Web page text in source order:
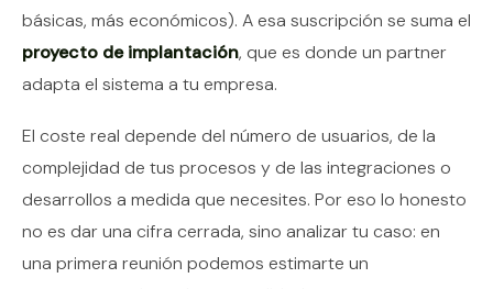
básicas, más económicos). A esa suscripción se suma el
proyecto de implantación, que es donde un partner
adapta el sistema a tu empresa.
El coste real depende del número de usuarios, de la
complejidad de tus procesos y de las integraciones o
desarrollos a medida que necesites. Por eso lo honesto
no es dar una cifra cerrada, sino analizar tu caso: en
una primera reunión podemos estimarte un